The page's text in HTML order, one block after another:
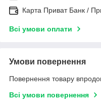
Карта Приват Банк /
Всі умови оплати
Умови повернення
Повернення товару
Всі умови повернення